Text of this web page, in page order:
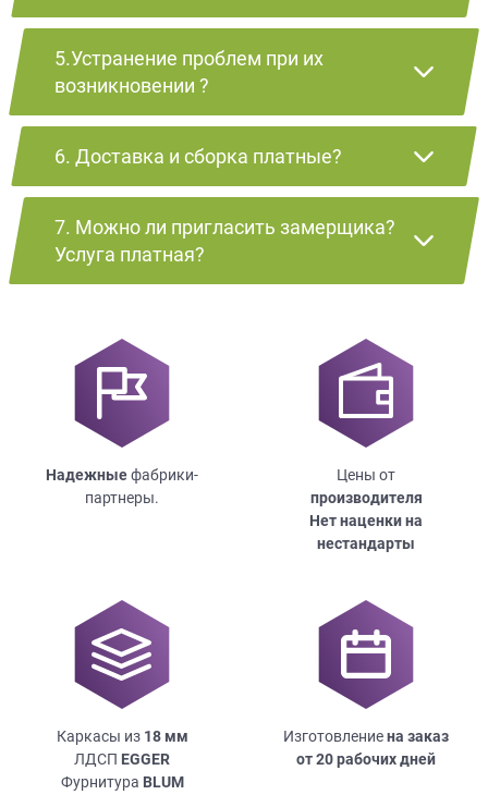
5.Устранение проблем при их
возникновении ?
6. Доставка и сборка платные?
7. Можно ли пригласить замерщика?
Услуга платная?
Надежныефабрики-
партнеры.
Цены от
производителя
Нет наценки на
нестандарты
Каркасы из 18мм
ЛДСП EGGER
Фурнитура BLUM
Изготовлениена заказ
от 20 рабочих дней